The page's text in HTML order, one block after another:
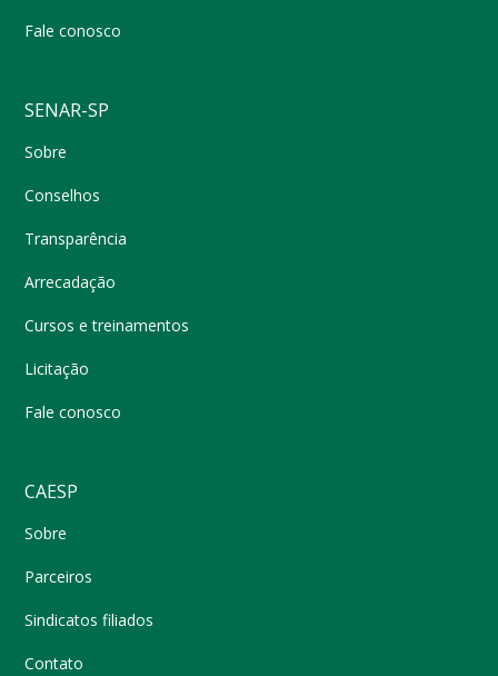
Fale conosco
SENAR-SP
Sobre
Conselhos
Transparência
Arrecadação
Cursos e treinamentos
Licitação
Fale conosco
CAESP
Sobre
Parceiros
Sindicatos filiados
Contato